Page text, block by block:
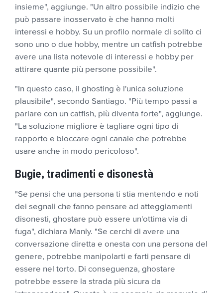
insieme", aggiunge. "Un altro possibile indizio che
può passare inosservato è che hanno molti
interessi e hobby. Su un profilo normale di solito ci
sono uno o due hobby, mentre un catfish potrebbe
avere una lista notevole di interessi e hobby per
attirare quante più persone possibile".
"In questo caso, il ghosting è l'unica soluzione
plausibile", secondo Santiago. "Più tempo passi a
parlare con un catfish, più diventa forte", aggiunge.
"La soluzione migliore è tagliare ogni tipo di
rapporto e bloccare ogni canale che potrebbe
usare anche in modo pericoloso".
Bugie, tradimenti e disonestà
"Se pensi che una persona ti stia mentendo e noti
dei segnali che fanno pensare ad atteggiamenti
disonesti, ghostare può essere un'ottima via di
fuga", dichiara Manly. "Se cerchi di avere una
conversazione diretta e onesta con una persona del
genere, potrebbe manipolarti e farti pensare di
essere nel torto. Di conseguenza, ghostare
potrebbe essere la strada più sicura da